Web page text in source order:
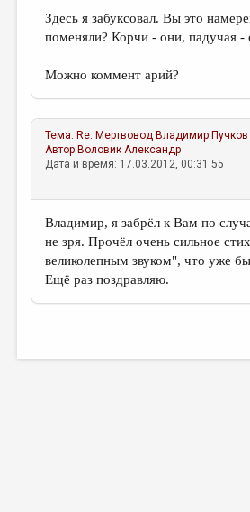
Здесь я забуксовал. Вы это
поменяли? Корчи - они, падучая -
Можно коммент арий?
Тема: Re: Мертвовод Владимир Пучков
Автор Воловик Александр
Дата и время: 17.03.2012, 00:31:55
Владимир, я забрёл к Вам по
не зря. Прочёл очень сильное
великолепным звуком", что уже
Ещё раз поздравляю.